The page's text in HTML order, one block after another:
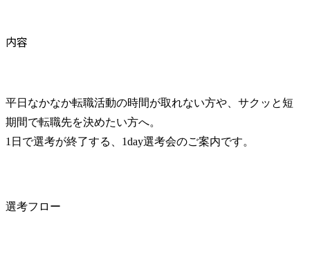
内容
平日なかなか転職活動の時間が取れない方や、サクッと短
期間で転職先を決めたい方へ。
1日で選考が終了する、1day選考会のご案内です。
選考フロー